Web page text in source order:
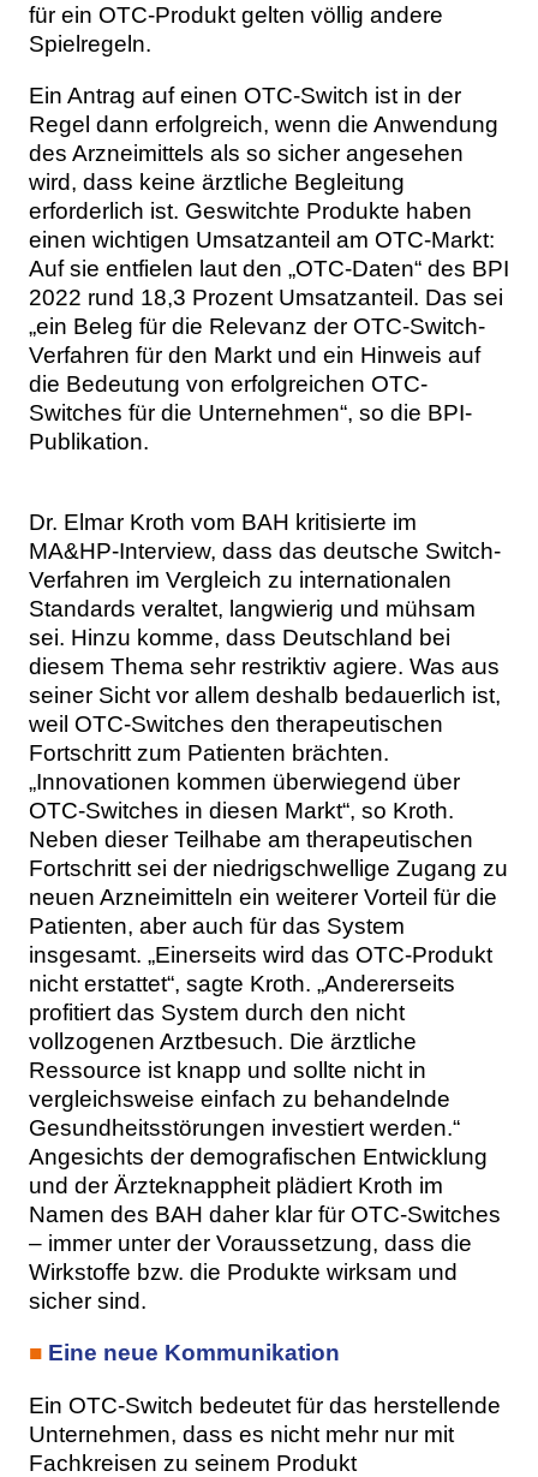
für ein OTC-Produkt gelten völlig andere
Spielregeln.
Ein Antrag auf einen OTC-Switch ist in der
Regel dann erfolgreich, wenn die Anwendung
des Arzneimittels als so sicher angesehen
wird, dass keine ärztliche Begleitung
erforderlich ist. Geswitchte Produkte haben
einen wichtigen Umsatzanteil am OTC-Markt:
Auf sie entfielen laut den „OTC-Daten“ des BPI
2022 rund 18,3 Prozent Umsatzanteil. Das sei
„ein Beleg für die Relevanz der OTC-Switch-
Verfahren für den Markt und ein Hinweis auf
die Bedeutung von erfolgreichen OTC-
Switches für die Unternehmen“, so die BPI-
Publikation.
Dr. Elmar Kroth vom BAH kritisierte im
MA&HP-Interview, dass das deutsche Switch-
Verfahren im Vergleich zu internationalen
Standards veraltet, langwierig und mühsam
sei. Hinzu komme, dass Deutschland bei
diesem Thema sehr restriktiv agiere. Was aus
seiner Sicht vor allem deshalb bedauerlich ist,
weil OTC-Switches den therapeutischen
Fortschritt zum Patienten brächten.
„Innovationen kommen überwiegend über
OTC-Switches in diesen Markt“, so Kroth.
Neben dieser Teilhabe am therapeutischen
Fortschritt sei der niedrigschwellige Zugang zu
neuen Arzneimitteln ein weiterer Vorteil für die
Patienten, aber auch für das System
insgesamt. „Einerseits wird das OTC-Produkt
nicht erstattet“, sagte Kroth. „Andererseits
profitiert das System durch den nicht
vollzogenen Arztbesuch. Die ärztliche
Ressource ist knapp und sollte nicht in
vergleichsweise einfach zu behandelnde
Gesundheitsstörungen investiert werden.“
Angesichts der demografischen Entwicklung
und der Ärzteknappheit plädiert Kroth im
Namen des BAH daher klar für OTC-Switches
– immer unter der Voraussetzung, dass die
Wirkstoffe bzw. die Produkte wirksam und
sicher sind.
■ Eine neue Kommunikation
Ein OTC-Switch bedeutet für das herstellende
Unternehmen, dass es nicht mehr nur mit
Fachkreisen zu seinem Produkt